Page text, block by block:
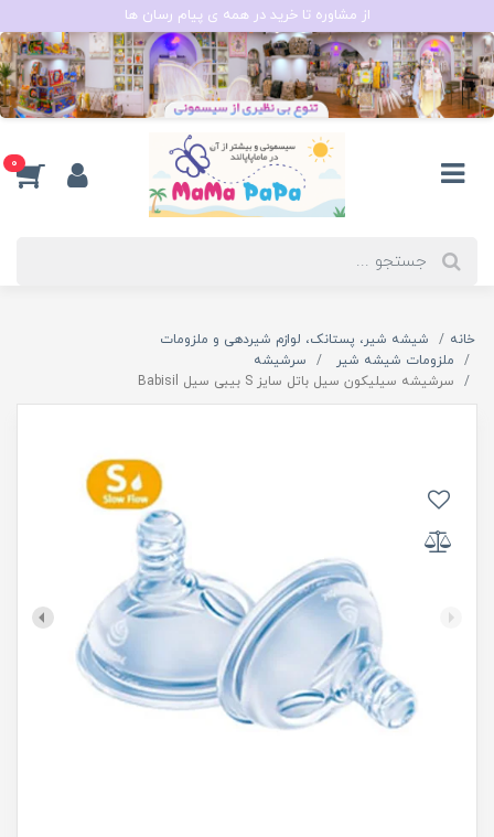
از مشاوره تا خرید در همه ی پیام رسان ها
0
خانه
شیشه شیر، پستانک، لوازم شیردهی و ملزومات
ملزومات شیشه شیر
سرشیشه
سرشيشه سیلیکون سیل باتل سایز S بیبی سیل Babisil